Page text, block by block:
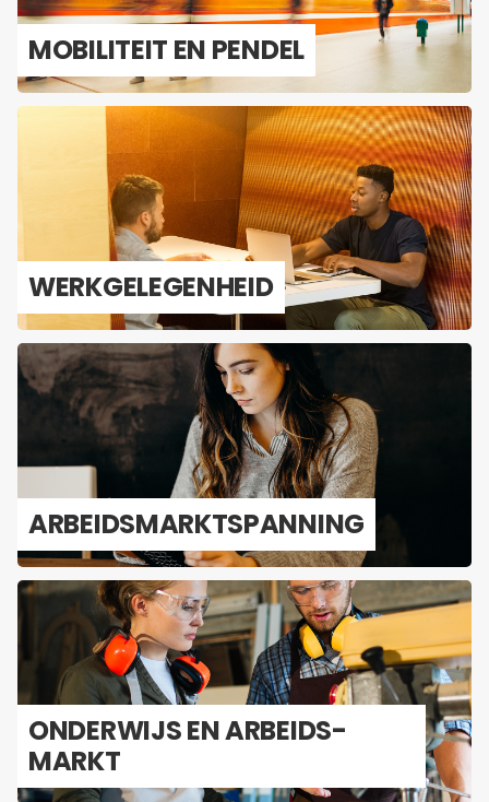
MO­BI­LI­TEIT EN PEN­DEL
WERK­GE­LE­GEN­HEID
AR­BEIDS­MARKT­SPAN­NING
ON­DER­WIJS EN AR­BEIDS­
MARKT